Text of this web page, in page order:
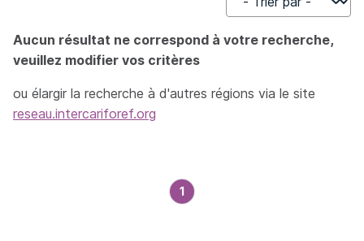
Trier par
Aucun résultat ne correspond à votre recherche,
veuillez modifier vos critères
ou élargir la recherche à d'autres régions via le site
reseau.intercariforef.org
1